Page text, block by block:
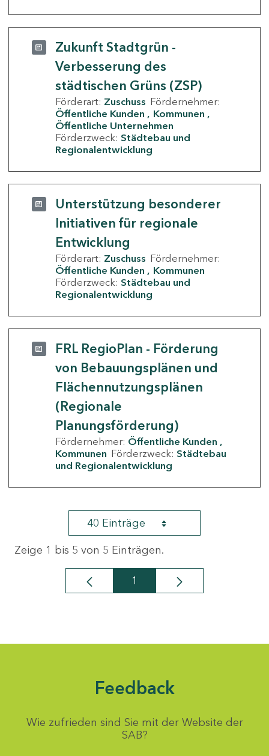
Zukunft Stadtgrün -
Verbesserung des
städtischen Grüns (ZSP)
Förderart: Zuschuss Fördernehmer:
Öffentliche Kunden
Kommunen
Öffentliche Unternehmen
Förderzweck: Städtebau und
Regionalentwicklung
Unterstützung besonderer
Initiativen für regionale
Entwicklung
Förderart: Zuschuss Fördernehmer:
Öffentliche Kunden
Kommunen
Förderzweck: Städtebau und
Regionalentwicklung
FRL RegioPlan - Förderung
von Bebauungsplänen und
Flächennutzungsplänen
(Regionale
Planungsförderung)
Fördernehmer: Öffentliche Kunden
Kommunen Förderzweck: Städtebau
und Regionalentwicklung
40 Einträge
Zeige 1 bis 5 von 5 Einträgen.
Seite
1
Feedback
Wie zufrieden sind Sie mit der Website der
SAB?